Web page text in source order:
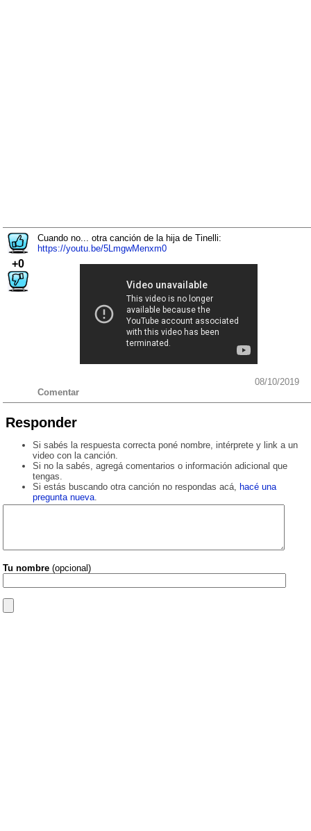
+0
Cuando no... otra canción de la hija de Tinelli:
https://youtu.be/5LmgwMenxm0
08/10/2019
Comentar
Responder
Si sabés la respuesta correcta poné nombre, intérprete y link a un
video con la canción.
Si no la sabés, agregá comentarios o información adicional que
tengas.
Si estás buscando otra canción no respondas acá, hacé una
pregunta nueva.
Tu nombre (opcional)